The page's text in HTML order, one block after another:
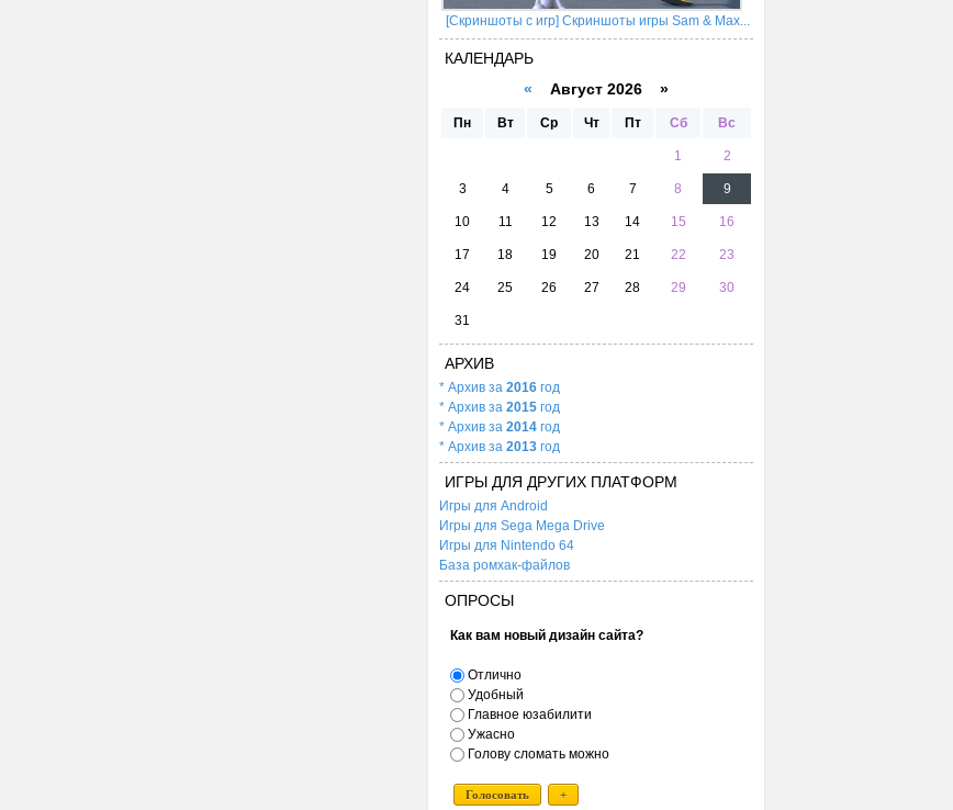
[Скриншоты с игр] Скриншоты игры Sam & Max...
КАЛЕНДАРЬ
« Август 2026 »
Пн Вт Ср Чт Пт Сб Вс
1 2
3 4 5 6 7 8 9
10 11 12 13 14 15 16
17 18 19 20 21 22 23
24 25 26 27 28 29 30
31
АРХИВ
* Архив за 2016 год
* Архив за 2015 год
* Архив за 2014 год
* Архив за 2013 год
ИГРЫ ДЛЯ ДРУГИХ ПЛАТФОРМ
Игры для Android
Игры для Sega Mega Drive
Игры для Nintendo 64
База ромхак-файлов
ОПРОСЫ
Как вам новый дизайн сайта?
Отлично
Удобный
Главное юзабилити
Ужасно
Голову сломать можно
Голосовать +